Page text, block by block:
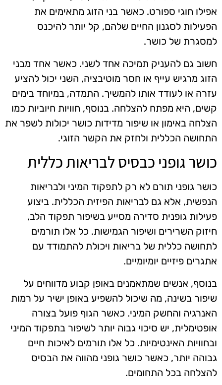
אפילו חוגי ספורט. כאשר בני הזוג מתאימים את
הפעילות לסגנון החיים שלהם, קל יותר להיכנס
למסגרת של כושר.
חשוב גם להעניק תמיכה אחד לשני. כאשר אחד מבני
הזוג מרגיש עייף או חסר מוטיבציה, השני יכול להציע
עזרה או לעודד אותו להמשיך. התמדה, במיוחד בימים
קשים, היא מפתח להצלחה. בנוסף, חוויות חיוביות כמו
הצלחה באימון או שיפור מדידות כושר יכולות לשפר את
התחושה הכללית ולחזק את הקשר הזוגי.
כושר גופני כבסיס לבריאות כללית
כושר גופני תורם לא רק לתפקוד המיני ולבריאות
הנפשית, אלא גם לבריאות הפיזית הכללית. ביצוע
פעילות גופנית סדירה מסייע בשיפור תפקוד הלב,
חיזוק השרירים ושיפור הגמישות. כל אלו תורמים
לתחושה כללית של בריאות ויכולת להתמודד עם
אתגרים פיזיים יומיומיים.
בנוסף, אנשים שמתאמנים באופן קבוע מדווחים על
שיפור בשינה, מה שיכול להשפיע באופן ישיר על רמות
האנרגיה והחשק המיני. כאשר הגוף פועל בצורה
אופטימלית, יש סיכוי גבוה יותר לשיפור בתפקוד המיני
ובחוויות האינטימיות. כל אלו תורמים לאיכות חיים
גבוהה יותר, כאשר כושר גופני מהווה את הבסיס
להצלחה בכל התחומים.